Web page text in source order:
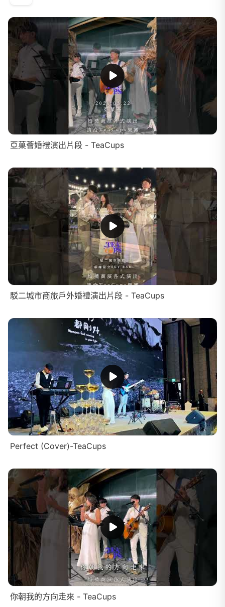
亞菓薈婚禮演出片段 - TeaCups
駁二城市商旅戶外婚禮演出片段 - TeaCups
Perfect (Cover)-TeaCups
你朝我的方向走來 - TeaCups